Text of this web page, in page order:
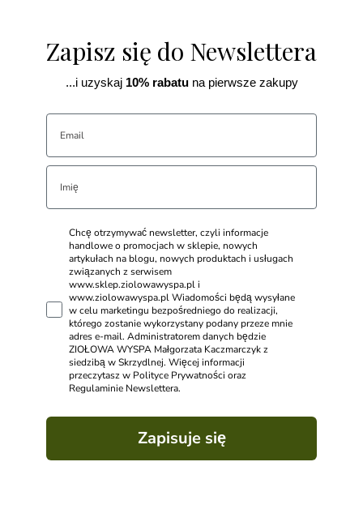
Zapisz się do Newslettera
...i uzyskaj10% rabatuna pierwsze zakupy
Chcę otrzymywać newsletter, czyli informacje
handlowe o promocjach w sklepie, nowych
artykułach na blogu, nowych produktach i usługach
związanych z serwisem
www.sklep.ziolowawyspa.pl i
www.ziolowawyspa.pl Wiadomości będą wysyłane
w celu marketingu bezpośredniego do realizacji,
którego zostanie wykorzystany podany przeze mnie
adres e-mail. Administratorem danych będzie
ZIOŁOWA WYSPA Małgorzata Kaczmarczyk z
siedzibą w Skrzydlnej. Więcej informacji
przeczytasz w Polityce Prywatności oraz
Regulaminie Newslettera.
Zapisuje się